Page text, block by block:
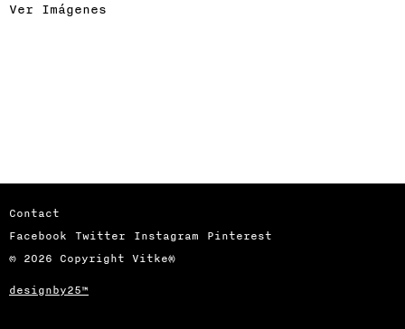
Ver Imágenes
Contact
Facebook
Twitter Instagram
Pinterest
© 2026 Copyright Vitke®
designby25™